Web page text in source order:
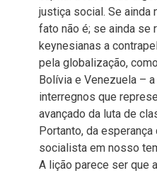
justiça social. Se ainda
fato não é; se ainda se
keynesianas a
pela globalização,
Bolívia e Venezuela –
interregnos que
avançado da luta de
Portanto, da
socialista em nosso
A lição parece ser que